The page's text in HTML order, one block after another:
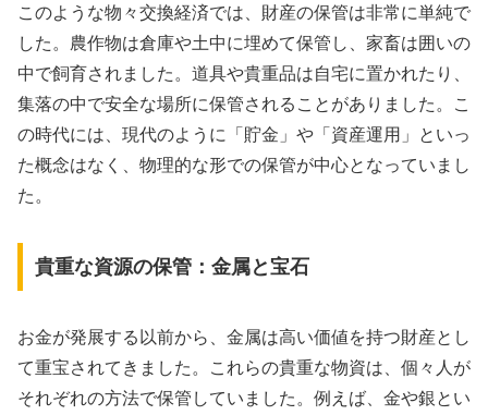
このような物々交換経済では、財産の保管は非常に単純で
した。農作物は倉庫や土中に埋めて保管し、家畜は囲いの
中で飼育されました。道具や貴重品は自宅に置かれたり、
集落の中で安全な場所に保管されることがありました。こ
の時代には、現代のように「貯金」や「資産運用」といっ
た概念はなく、物理的な形での保管が中心となっていまし
た。
貴重な資源の保管：金属と宝石
お金が発展する以前から、金属は高い価値を持つ財産とし
て重宝されてきました。これらの貴重な物資は、個々人が
それぞれの方法で保管していました。例えば、金や銀とい